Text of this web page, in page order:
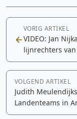
VORIG ARTIKEL
VIDEO: Jan
lijnrechters
VOLGEND ARTIKEL
Judith
Landenteams in